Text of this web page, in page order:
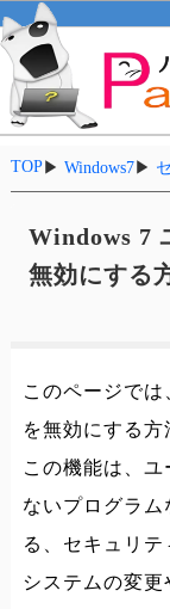
TOP▶ Windows7▶
Windows 7
無効にする
このページでは
を無効にする方
この機能は、
ないプログラ
る、セキュリテ
システムの変更